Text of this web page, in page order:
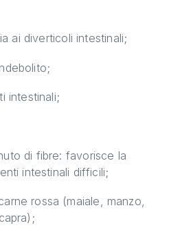
ai diverticoli intestinali;
intestinali;
di fibre: favorisce la
intestinali difficili;
rossa (maiale, manzo,